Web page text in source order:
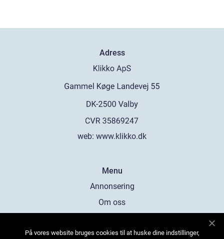
Adress
web: www.klikko.dk
Menu
Annonsering
Om oss
Kontakta oss
På vores website bruges cookies til at huske dine indstillinger,